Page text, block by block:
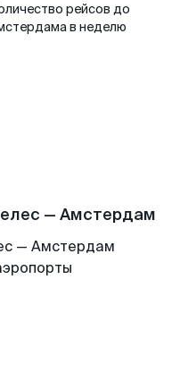
рейсов до
в неделю
— Амстердам
— Амстердам